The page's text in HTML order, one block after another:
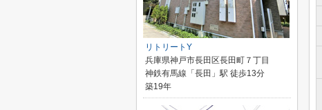
リトリートY
兵庫県神戸市長田区長田町７丁目
神鉄有馬線「長田」駅 徒歩13分
築19年